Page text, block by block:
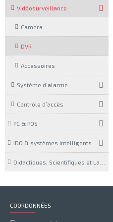
Vidéosurveillance
Camera
DVR
Accessoires
Système d’alarme
Contrôle d’accès
PC & POS
IDO & systèmes intelligents
COORDONNÉES